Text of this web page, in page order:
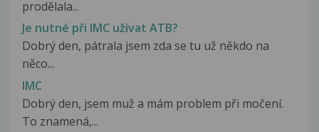
prodělala...
Je nutné při IMC užívat ATB?
Dobrý den, pátrala jsem zda se tu už někdo na
něco...
IMC
Dobrý den, jsem muž a mám problem při močení.
To znamená,...